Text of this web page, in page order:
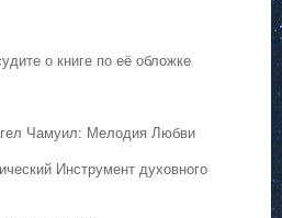
о книге по её обложке
Чамуил: Мелодия Любви
Инструмент духовного